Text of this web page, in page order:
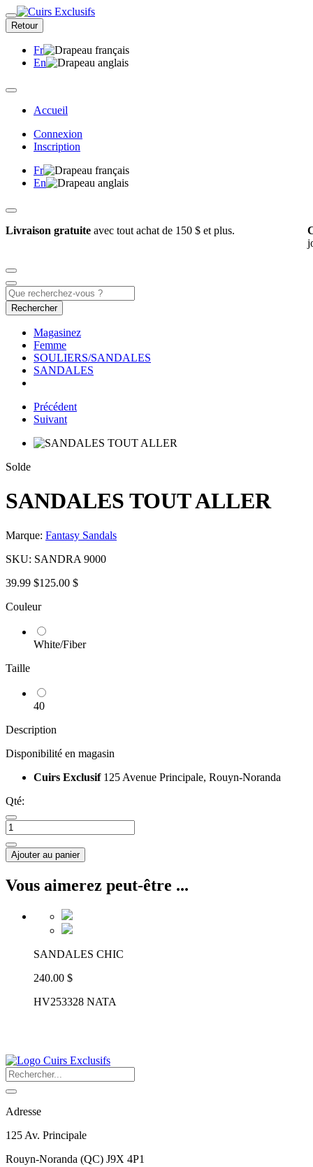
Retour
Fr
En
Accueil
Connexion
Inscription
Fr
En
Livraison gratuite avec tout achat de 150 $ et plus.
Rechercher
Magasinez
Femme
SOULIERS/SANDALES
SANDALES
Précédent
Suivant
Solde
SANDALES TOUT ALLER
Marque: Fantasy Sandals
SKU: SANDRA 9000
39.99 $125.00 $
Couleur
White/Fiber
Taille
40
Description
Disponibilité en magasin
Cuirs Exclusif 125 Avenue Principale, Rouyn-Noranda
Qté:
Ajouter au panier
Vous aimerez peut-être ...
SANDALES CHIC
240.00 $
HV253328 NATA
Adresse
125 Av. Principale
Rouyn-Noranda (QC) J9X 4P1